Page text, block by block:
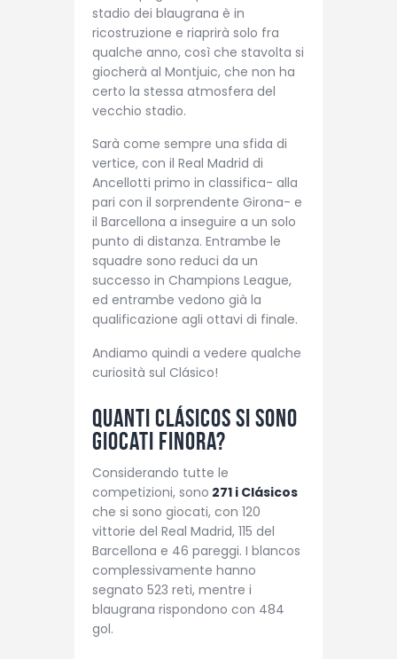
stadio dei blaugrana è in
ricostruzione e riaprirà solo fra
qualche anno, così che stavolta si
giocherà al Montjuic, che non ha
certo la stessa atmosfera del
vecchio stadio.
Sarà come sempre una sfida di
vertice, con il Real Madrid di
Ancellotti primo in classifica- alla
pari con il sorprendente Girona- e
il Barcellona a inseguire a un solo
punto di distanza. Entrambe le
squadre sono reduci da un
successo in Champions League,
ed entrambe vedono già la
qualificazione agli ottavi di finale.
Andiamo quindi a vedere qualche
curiosità sul Clásico!
Quanti Clásicos si sono
giocati finora?
Considerando tutte le
competizioni, sono 271 i Clásicos
che si sono giocati, con 120
vittorie del Real Madrid, 115 del
Barcellona e 46 pareggi. I blancos
complessivamente hanno
segnato 523 reti, mentre i
blaugrana rispondono con 484
gol.